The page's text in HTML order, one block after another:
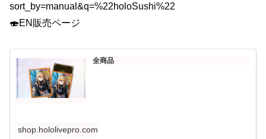
sort_by=manual&q=%22holoSushi%22
🍣EN販売ページ
全商品
shop.hololivepro.com